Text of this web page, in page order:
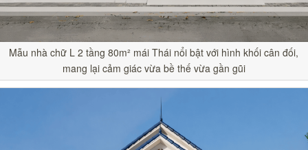
Mẫu nhà chữ L 2 tầng 80m² mái Thái nổi bật với hình khối cân đối,
mang lại cảm giác vừa bề thế vừa gần gũi